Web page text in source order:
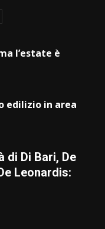
l’estate è
edilizio in area
di Di Bari, De
Leonardis: